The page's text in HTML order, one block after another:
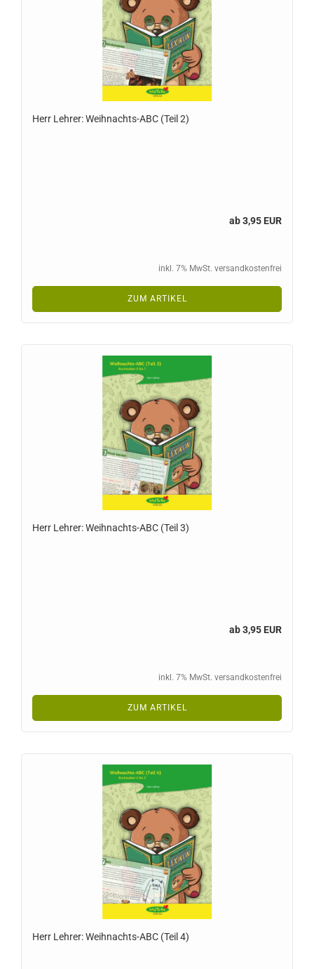
Herr Lehrer: Weihnachts-ABC (Teil 2)
ab 3,95 EUR
inkl. 7% MwSt. versandkostenfrei
ZUM ARTIKEL
Herr Lehrer: Weihnachts-ABC (Teil 3)
ab 3,95 EUR
inkl. 7% MwSt. versandkostenfrei
ZUM ARTIKEL
Herr Lehrer: Weihnachts-ABC (Teil 4)